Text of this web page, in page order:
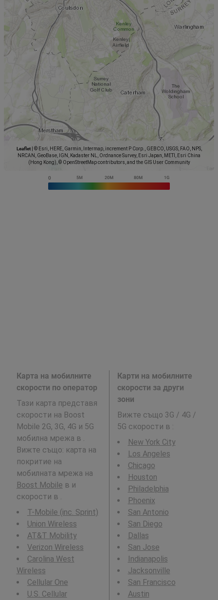
Leaflet
© Esri, HERE, Garmin, Intermap, increment P Corp., GEBCO, USGS, FAO, NPS,
NRCAN, GeoBase, IGN, Kadaster NL, Ordnance Survey, Esri Japan, METI, Esri China
(Hong Kong), © OpenStreetMap contributors, and the GIS User Community
Карта на мобилните
скорости по оператор
Тази карта представя
скорости на Boost
Mobile 2G, 3G, 4G и 5G
мобилна мрежа в .
Вижте също: карта на
покритие на
мобилната мрежа на
Boost Mobile в и
скорости в .
T-Mobile (inc. Sprint)
Union Wireless
AT&T Mobility
Verizon Wireless
Carolina West
Wireless
Cellular One
U.S. Cellular
Карти на мобилните
скорости за други
зони
Вижте също 3G / 4G /
5G скорости в :
New York City
Los Angeles
Chicago
Houston
Philadelphia
Phoenix
San Antonio
San Diego
Dallas
San Jose
Indianapolis
Jacksonville
San Francisco
Austin